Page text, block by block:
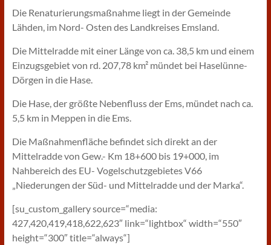
Die Renaturierungsmaßnahme liegt in der Gemeinde
Lähden, im Nord- Osten des Landkreises Emsland.
Die Mittelradde mit einer Länge von ca. 38,5 km und einem
Einzugsgebiet von rd. 207,78 km² mündet bei Haselünne-
Dörgen in die Hase.
Die Hase, der größte Nebenfluss der Ems, mündet nach ca.
5,5 km in Meppen in die Ems.
Die Maßnahmenfläche befindet sich direkt an der
Mittelradde von Gew.- Km 18+600 bis 19+000, im
Nahbereich des EU- Vogelschutzgebietes V66
„Niederungen der Süd- und Mittelradde und der Marka“.
[su_custom_gallery source=“media:
427,420,419,418,622,623″ link=“lightbox“ width=“550″
height=“300″ title=“always“]